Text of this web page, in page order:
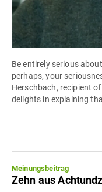
Be entirely serious
perhaps, your
Herschbach, recipient
delights in explaining
Meinungsbeitrag
Zehn aus